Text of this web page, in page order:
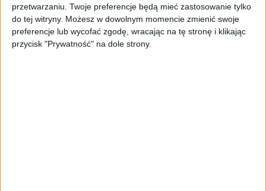
przetwarzaniu. Twoje preferencje będą mieć zastosowanie tylko
do tej witryny. Możesz w dowolnym momencie zmienić swoje
preferencje lub wycofać zgodę, wracając na tę stronę i klikając
przycisk "Prywatność" na dole strony.